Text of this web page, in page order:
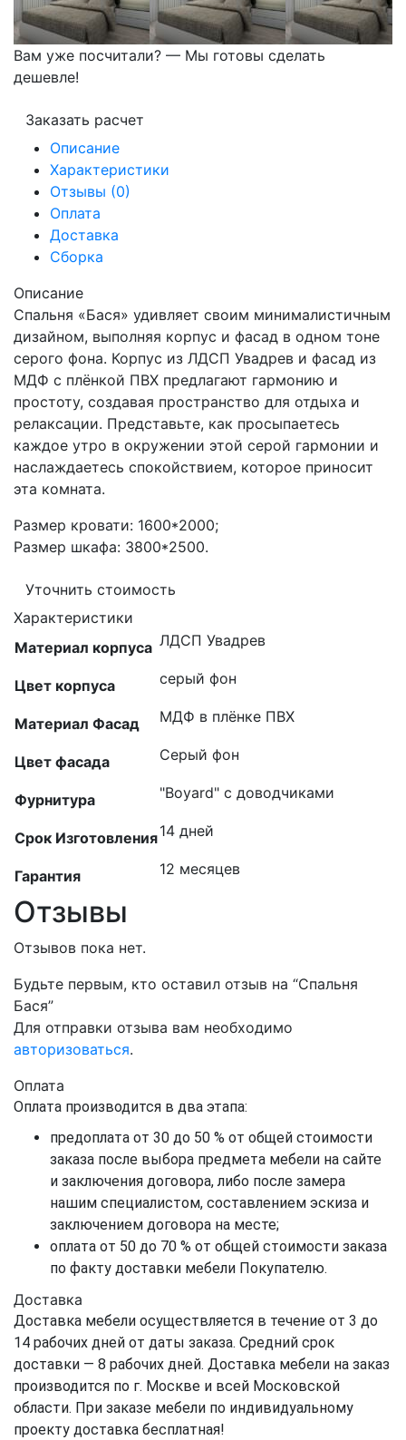
Вам уже посчитали? — Мы готовы сделать
дешевле!
Заказать расчет
Описание
Характеристики
Отзывы (0)
Оплата
Доставка
Сборка
Описание
Спальня «Бася» удивляет своим минималистичным
дизайном, выполняя корпус и фасад в одном тоне
серого фона. Корпус из ЛДСП Увадрев и фасад из
МДФ с плёнкой ПВХ предлагают гармонию и
простоту, создавая пространство для отдыха и
релаксации. Представьте, как просыпаетесь
каждое утро в окружении этой серой гармонии и
наслаждаетесь спокойствием, которое приносит
эта комната.
Размер кровати: 1600*2000;
Размер шкафа: 3800*2500.
Уточнить стоимость
Характеристики
Материал корпуса ЛДСП Увадрев
Цвет корпуса серый фон
Материал Фасад МДФ в плёнке ПВХ
Цвет фасада Серый фон
Фурнитура "Boyard" с доводчиками
Срок Изготовления14 дней
Гарантия 12 месяцев
Отзывы
Отзывов пока нет.
Будьте первым, кто оставил отзыв на “Спальня
Бася”
Для отправки отзыва вам необходимо
авторизоваться.
Оплата
Оплата производится в два этапа:
предоплата от 30 до 50 % от общей стоимости
заказа после выбора предмета мебели на сайте
и заключения договора, либо после замера
нашим специалистом, составлением эскиза и
заключением договора на месте;
оплата от 50 до 70 % от общей стоимости заказа
по факту доставки мебели Покупателю.
Доставка
Доставка мебели осуществляется в течение от 3 до
14 рабочих дней от даты заказа. Средний срок
доставки — 8 рабочих дней. Доставка мебели на заказ
производится по г. Москве и всей Московской
области. При заказе мебели по индивидуальному
проекту доставка бесплатная!